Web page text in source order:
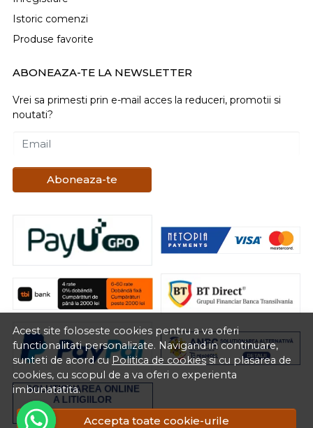
Acest site foloseste cookies pentru a va oferi
functionalitati personalizate. Navigand in continuare,
sunteti de acord cu Politica de cookiessi cu plasarea de
cookies, cu scopul de a va oferi o experienta
imbunatatita.
Accepta toate cookie-urile
Istoric comenzi
Produse favorite
ABONEAZA-TE LA NEWSLETTER
Vrei sa primesti prin e-mail acces la reduceri, promotii si
noutati?
Email
Aboneaza-te